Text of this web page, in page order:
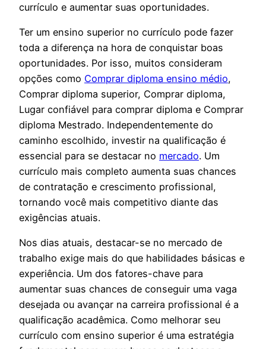
currículo e aumentar suas oportunidades.
Ter um ensino superior no currículo pode fazer
toda a diferença na hora de conquistar boas
oportunidades. Por isso, muitos consideram
opções como Comprar diploma ensino médio,
Comprar diploma superior, Comprar diploma,
Lugar confiável para comprar diploma e Comprar
diploma Mestrado. Independentemente do
caminho escolhido, investir na qualificação é
essencial para se destacar no mercado. Um
currículo mais completo aumenta suas chances
de contratação e crescimento profissional,
tornando você mais competitivo diante das
exigências atuais.
Nos dias atuais, destacar-se no mercado de
trabalho exige mais do que habilidades básicas e
experiência. Um dos fatores-chave para
aumentar suas chances de conseguir uma vaga
desejada ou avançar na carreira profissional é a
qualificação acadêmica. Como melhorar seu
currículo com ensino superior é uma estratégia